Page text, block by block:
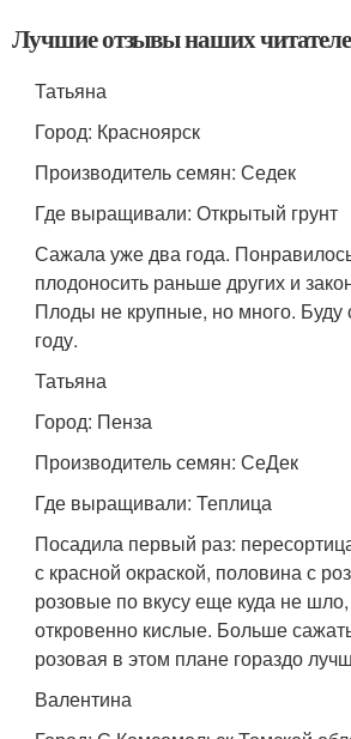
Лучшие отзывы наших
Татьяна
Город: Красноярск
Производитель семян: Седек
Где выращивали: Открытый грунт
Сажала уже два года.
плодоносить раньше других и
Плоды не крупные, но много. Буду
году.
Татьяна
Город: Пенза
Производитель семян: СеДек
Где выращивали: Теплица
Посадила первый раз:
с красной окраской, половина с
розовые по вкусу еще куда не
откровенно кислые. Больше
розовая в этом плане гораздо
Валентина